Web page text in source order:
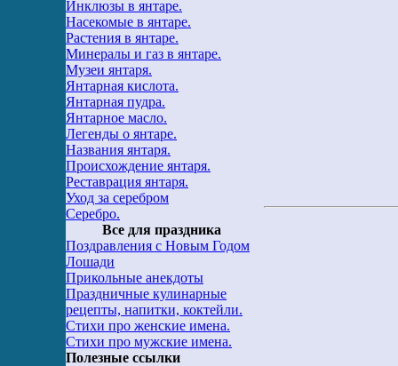
Инклюзы в янтаре.
Насекомые в янтаре.
Растения в янтаре.
Минералы и газ в янтаре.
Музеи янтаря.
Янтарная кислота.
Янтарная пудра.
Янтарное масло.
Легенды о янтаре.
Названия янтаря.
Происхождение янтаря.
Реставрация янтаря.
Уход за серебром
Серебро.
Все для праздника
Поздравления с Новым Годом
Лошади
Прикольные анекдоты
Праздничные кулинарные
рецепты, напитки, коктейли.
Стихи про женские имена.
Стихи про мужские имена.
Полезные ссылки